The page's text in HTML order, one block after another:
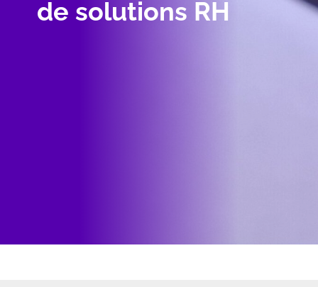
de solutions RH